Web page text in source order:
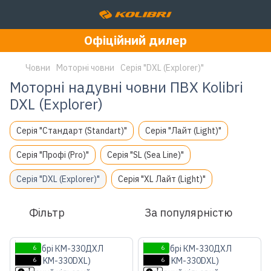
Офіційний дилер
Човни Моторні човни Серія "DXL (Explorer)"
Моторні надувні човни ПВХ Kolibri
DXL (Explorer)
Серія "Стандарт (Standart)" Серія "Лайт (Light)"
Серія "Профі (Pro)" Серія "SL (Sea Line)"
Серія "DXL (Explorer)" Серія "XL Лайт (Light)"
Фільтр За популярністю
6
6
6
6